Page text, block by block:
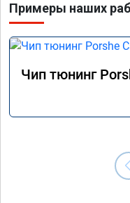
Примеры наших
Чип тюнинг